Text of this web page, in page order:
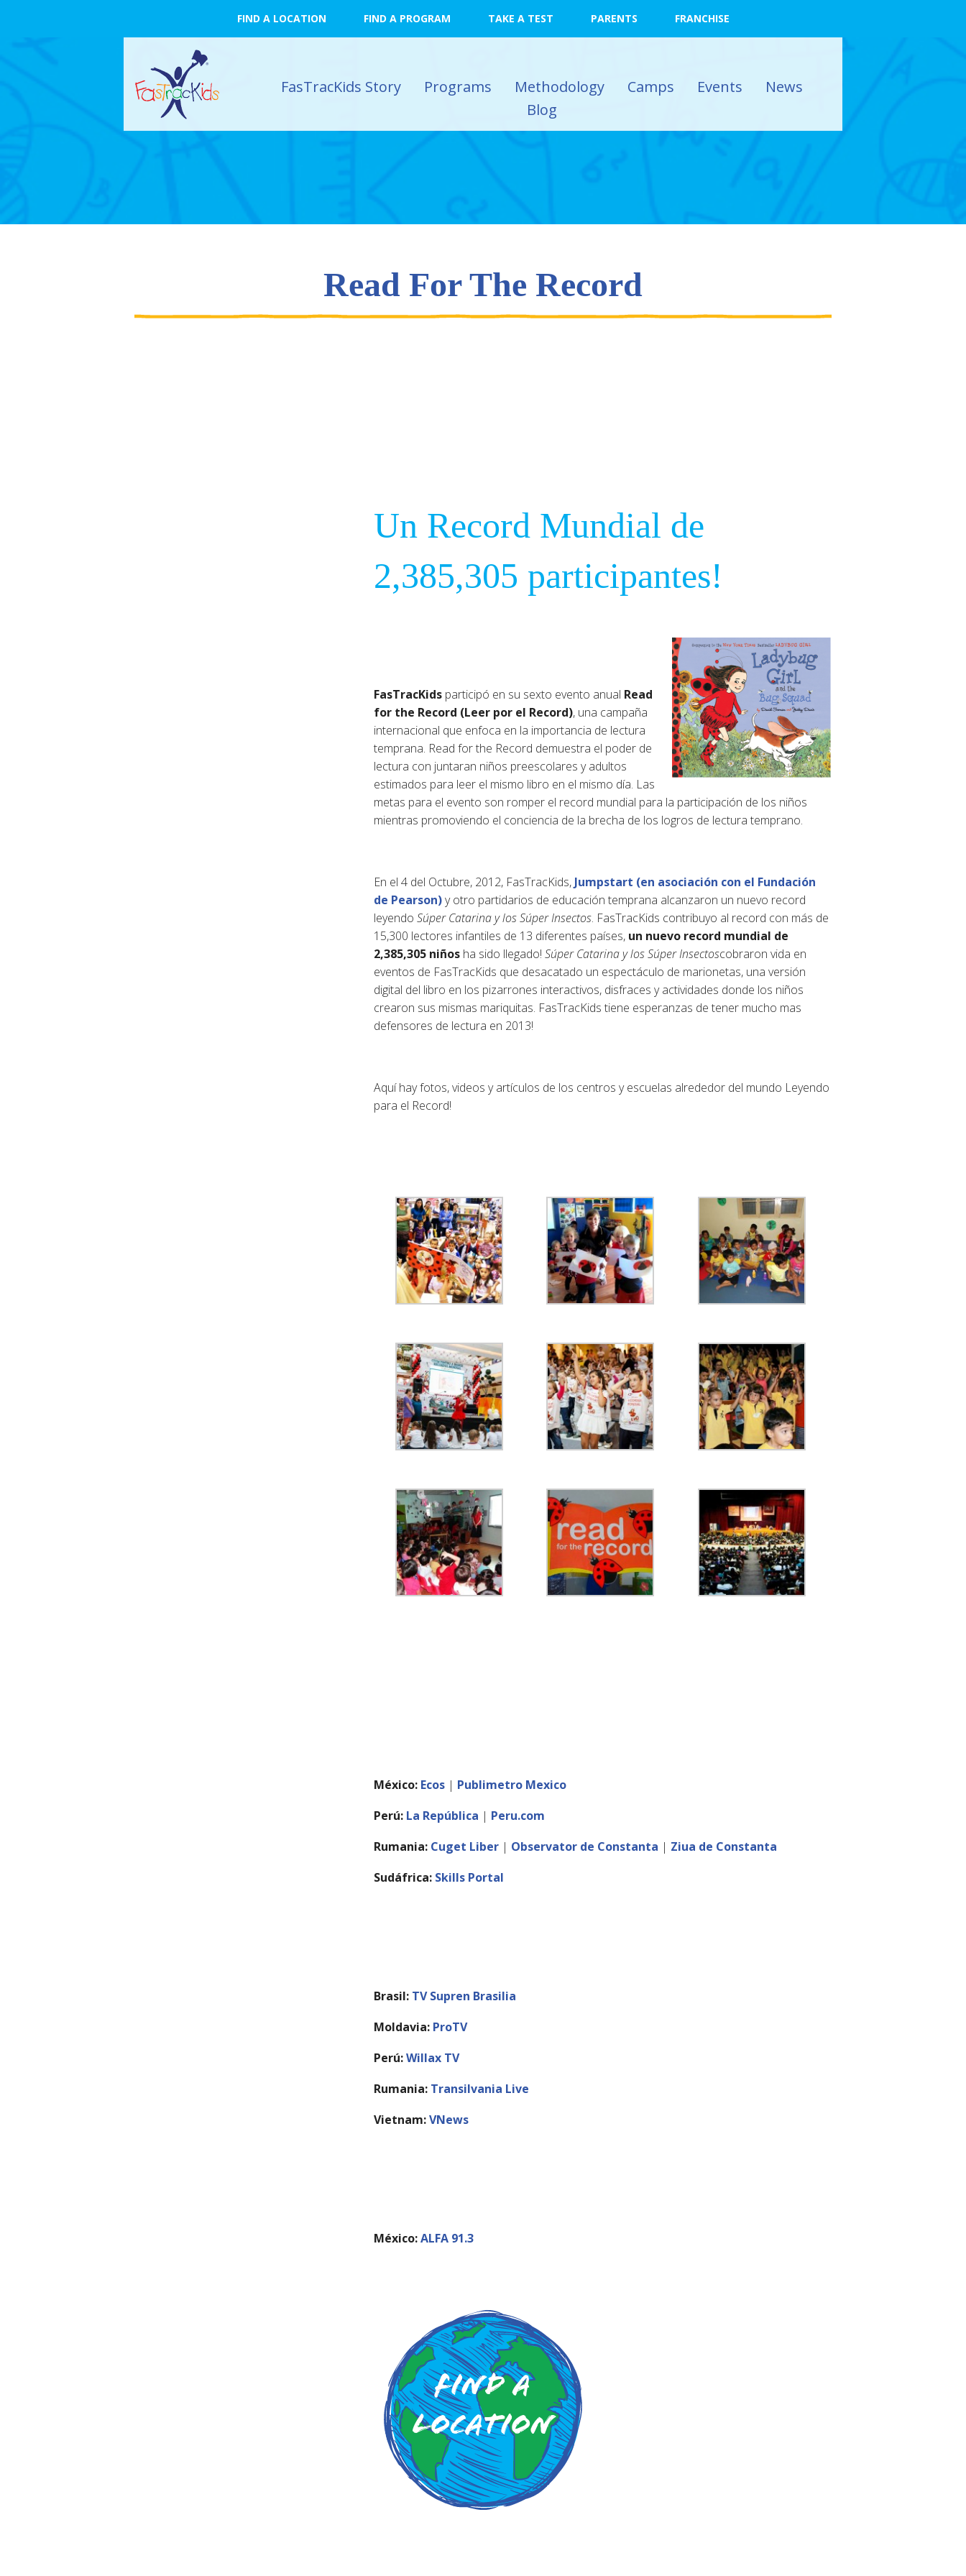
FIND A LOCATION FIND A PROGRAM TAKE A TEST PARENTS FRANCHISE
FasTracKids Story Programs Methodology Camps Events
News
Blog
Read For The Record
Un Record Mundial de
2,385,305 participantes!
FasTracKids participó en su sexto evento anual Read
for the Record (Leer por el Record), una campaña
internacional que enfoca en la importancia de lectura
temprana. Read for the Record demuestra el poder de
lectura con juntaran niños preescolares y adultos
estimados para leer el mismo libro en el mismo día. Las
metas para el evento son romper el record mundial para la participación de los niños
mientras promoviendo el conciencia de la brecha de los logros de lectura temprano.
En el 4 del Octubre, 2012, FasTracKids, Jumpstart (en asociación con el Fundación
de Pearson)y otro partidarios de educación temprana alcanzaron un nuevo record
leyendo Súper Catarina y los Súper Insectos. FasTracKids contribuyo al record con más de
15,300 lectores infantiles de 13 diferentes países, un nuevo record mundial de
2,385,305 niños ha sido llegado!Súper Catarina y los Súper Insectoscobraron vida en
eventos de FasTracKids que desacatado un espectáculo de marionetas, una versión
digital del libro en los pizarrones interactivos, disfraces y actividades donde los niños
crearon sus mismas mariquitas. FasTracKids tiene esperanzas de tener mucho mas
defensores de lectura en 2013!
Aquí hay fotos, videos y artículos de los centros y escuelas alrededor del mundo Leyendo
para el Record!
México: Ecos | Publimetro Mexico
Perú: La República | Peru.com
Rumania: Cuget Liber | Observator de Constanta | Ziua de Constanta
Sudáfrica: Skills Portal
Brasil: TV Supren Brasilia
Moldavia: ProTV
Perú:Willax TV
Rumania: Transilvania Live
Vietnam:VNews
México:ALFA 91.3
Find a
Location